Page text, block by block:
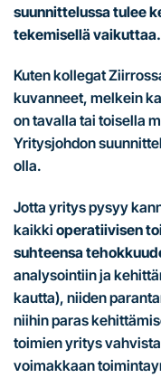
suunnittelussa tulee
tekemisellä vaikuttaa.
Kuten kollegat
kuvanneet, melkein
on tavalla tai toisella
Yritysjohdon
olla.
Jotta yritys pysyy
kaikki operatiivisen
suhteensa
analysointiin ja
kautta), niiden
niihin paras
toimien yritys
voimakkaan